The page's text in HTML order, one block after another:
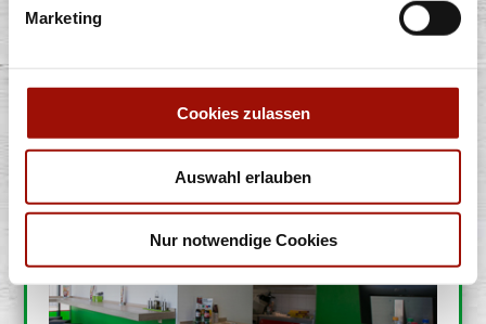
Marketing
Cookies zulassen
Auswahl erlauben
Nur notwendige Cookies
Internetauftritt, Promotion und Gutscheinaktionen.
keine Angst: Wir lassen Sie nicht allein, sondern betreuen
Sie weiterhin kontinuierlich. Denn wir bleiben nur
erfolgreich, wenn unsere Partner es sind.